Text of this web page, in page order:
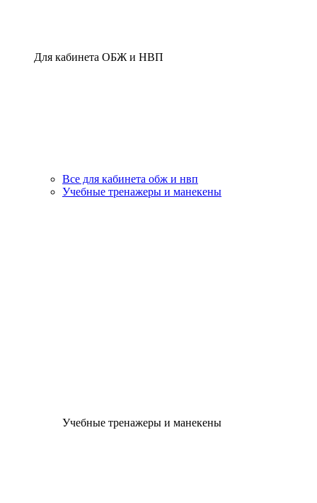
Для кабинета ОБЖ и НВП
Все для кабинета обж и нвп
Учебные тренажеры и манекены
Учебные тренажеры и манекены